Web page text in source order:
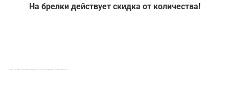
На брелки действует скидка от количества!